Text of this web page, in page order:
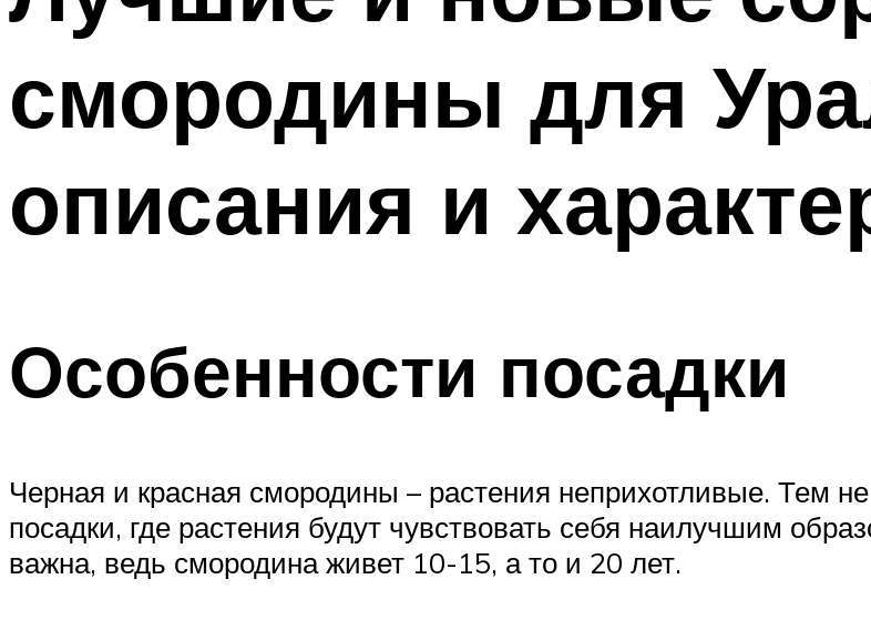
смородины для
описания и
Особенности посадки
Черная и красная смородины – растения неприхотливые. Тем
посадки, где растения будут чувствовать себя наилучшим
важна, ведь смородина живет 10-15, а то и 20 лет.